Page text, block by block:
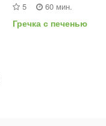
5 60 мин.
Гречка с печенью